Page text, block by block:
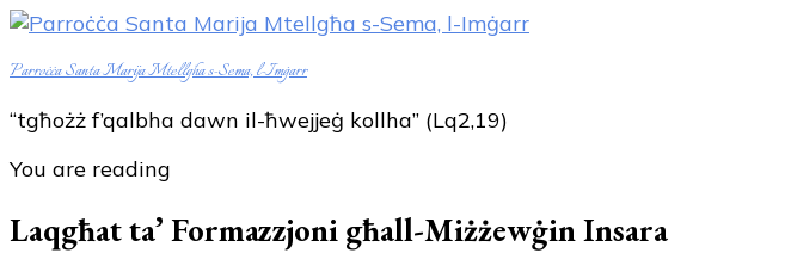
Parroċċa Santa Marija Mtellgħa s-Sema, l-Imġarr
“tgħożż f’qalbha dawn il-ħwejjeġ kollha” (Lq2,19)
You are reading
Laqgħat ta’ Formazzjoni għall-Miżżewġin Insara